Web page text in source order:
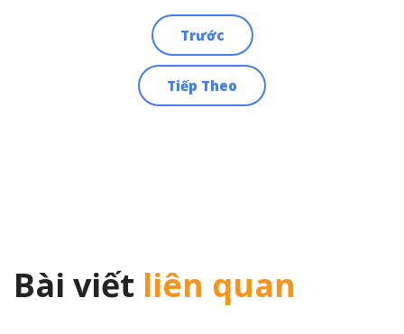
Trước
Tiếp Theo
Bài viết liên quan